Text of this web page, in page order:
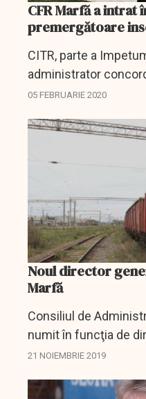
CFR Marfă a
premergătoare
CITR, parte a
administrator
coordona
concordat preventiv,
05 FEBRUARIE 2020
Noul director
Marfă
Consiliul de
numit în funcţia de
pe Traian Preoteasa,
Ferate (CNCF)...
21 NOIEMBRIE 2019